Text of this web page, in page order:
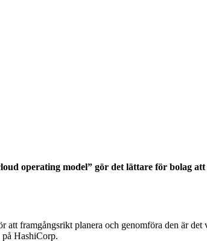
operating model” gör det lättare för bolag
framgångsrikt planera och genomföra den är det
på HashiCorp.